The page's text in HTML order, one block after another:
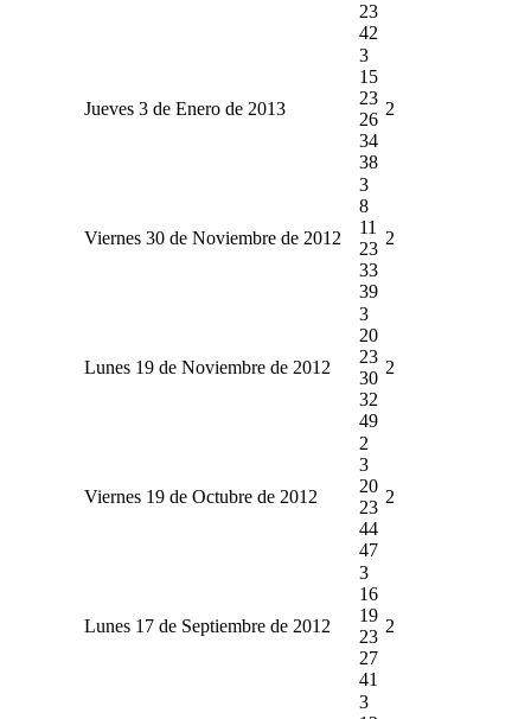
23
42
Jueves 3 de Enero de 2013
3
15
23
26
34
38
2
Viernes 30 de Noviembre de 2012
3
8
11
23
33
39
2
Lunes 19 de Noviembre de 2012
3
20
23
30
32
49
2
Viernes 19 de Octubre de 2012
2
3
20
23
44
47
2
Lunes 17 de Septiembre de 2012
3
16
19
23
27
41
2
3